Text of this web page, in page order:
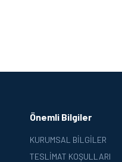
Önemli Bilgiler
KURUMSAL BILGILER
TESLIMAT KOŞULLARI